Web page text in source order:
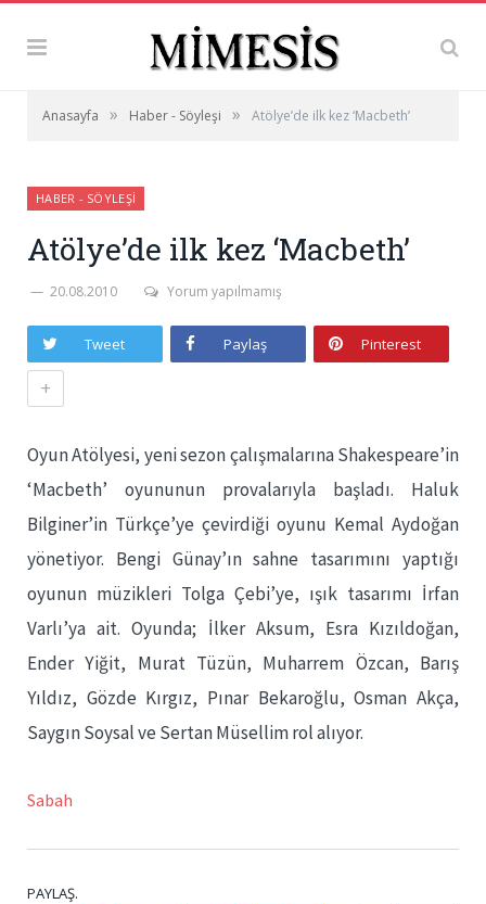
Anasayfa » Haber - Söyleşi » Atölye’de ilk kez ‘Macbeth’
HABER - SÖYLEŞI
Atölye’de ilk kez ‘Macbeth’
20.08.2010 Yorum yapılmamış
Tweet Paylaş Pinterest
+
Oyun Atölyesi, yeni sezon çalışmalarına Shakespeare’in
‘Macbeth’ oyununun provalarıyla başladı. Haluk
Bilginer’in Türkçe’ye çevirdiği oyunu Kemal Aydoğan
yönetiyor. Bengi Günay’ın sahne tasarımını yaptığı
oyunun müzikleri Tolga Çebi’ye, ışık tasarımı İrfan
Varlı’ya ait. Oyunda; İlker Aksum, Esra Kızıldoğan,
Ender Yiğit, Murat Tüzün, Muharrem Özcan, Barış
Yıldız, Gözde Kırgız, Pınar Bekaroğlu, Osman Akça,
Saygın Soysal ve Sertan Müsellim rol alıyor.
Sabah
PAYLAŞ.